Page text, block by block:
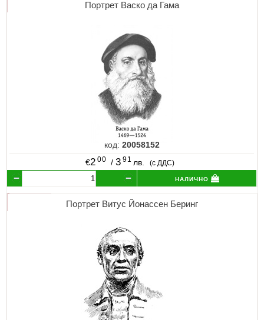
Портрет Васко да Гама
код: 20058152
€2 00 / 3 91 лв. (с ДДС)
налично
Портрет Витус Йонассен Беринг